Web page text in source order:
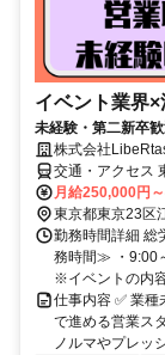
イベント業界
未経験・第二新卒
株式会社
交通・アクセス
月給250,000円
東京都東京23区
勤務時間詳細 総
務時間≫ ・9:00
※イベントの内
仕事内容 ✅ 業種
で進める営業ス
ノルマやプレッ